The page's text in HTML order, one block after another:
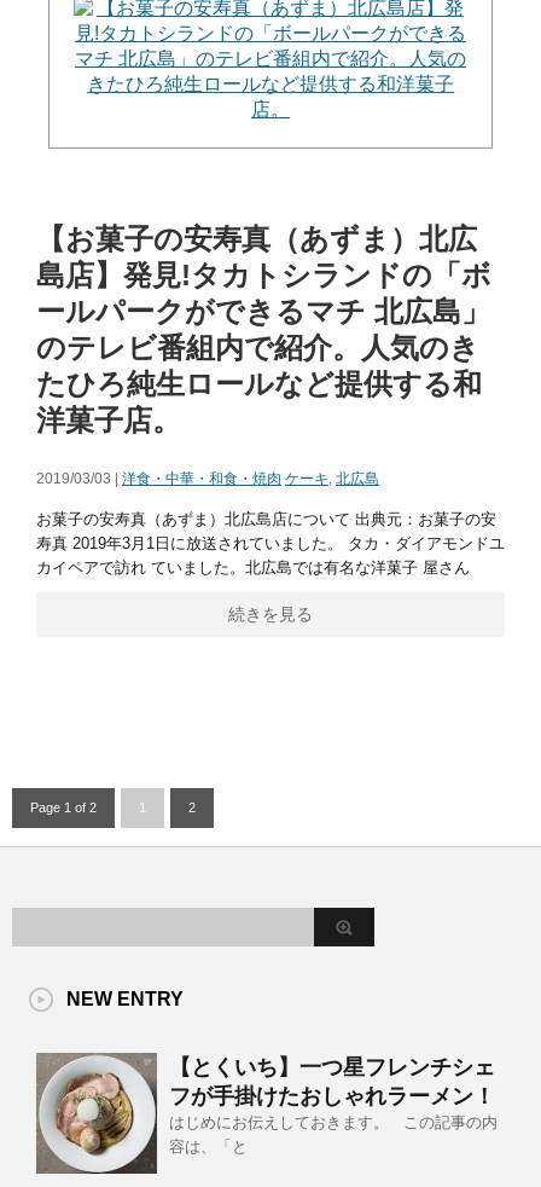
【お菓子の安寿真（あずま）北広
島店】発見!タカトシランドの「ボ
ールパークができるマチ 北広島」
のテレビ番組内で紹介。人気のき
たひろ純生ロールなど提供する和
洋菓子店。
2019/03/03 | 洋食・中華・和食・焼肉 ケーキ, 北広島
お菓子の安寿真（あずま）北広島店について 出典元：お菓子の安
寿真 2019年3月1日に放送されていました。 タカ・ダイアモンドユ
カイペアで訪れ ていました。北広島では有名な洋菓子 屋さん
続きを見る
Page 1 of 2 1 2
NEW ENTRY
【とくいち】一つ星フレンチシェ
フが手掛けたおしゃれラーメン！
はじめにお伝えしておきます。 この記事の内
容は、「と